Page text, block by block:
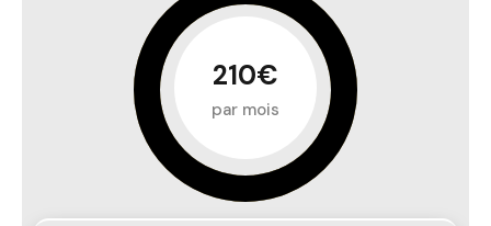
210€
par mois